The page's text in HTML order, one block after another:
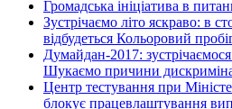
Громадська ініціатива в
Зустрічаємо літо яскраво: в
відбудеться Кольоровий
Думайдан-2017:
Шукаємо причини
Центр тестування при
блокує працевлаштування